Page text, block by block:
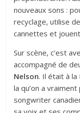
nouveaux sons :
recyclage, utilise
cannettes et
Sur scène, c’est
accompagné de
Nelson. Il était à la
la qu’on a
songwriter